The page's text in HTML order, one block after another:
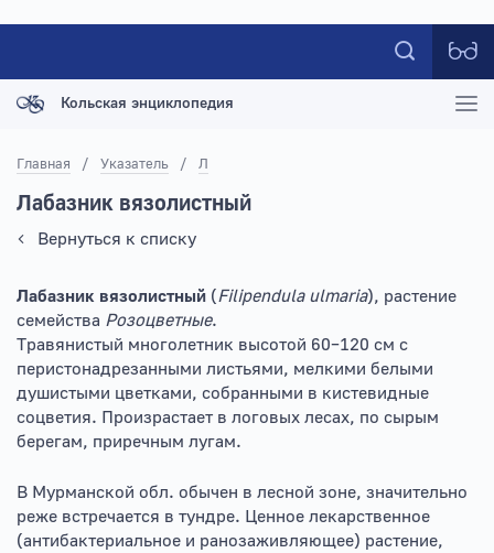
Кольская энциклопедия
Главная / Указатель / Л
Лабазник вязолистный
Вернуться к списку
Лабазник вязолистный (Filipendula ulmaria), растение
семейства Розоцветные.
Травянистый многолетник высотой 60–120 см с
перистонадрезанными листьями, мелкими белыми
душистыми цветками, собранными в кистевидные
соцветия. Произрастает в логовых лесах, по сырым
берегам, приречным лугам.
В Мурманской обл. обычен в лесной зоне, значительно
реже встречается в тундре. Ценное лекарственное
(антибактериальное и ранозаживляющее) растение,